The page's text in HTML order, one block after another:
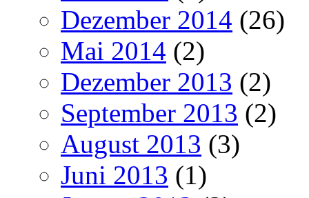
Dezember 2014 (26)
Mai 2014 (2)
Dezember 2013 (2)
September 2013 (2)
August 2013 (3)
Juni 2013 (1)